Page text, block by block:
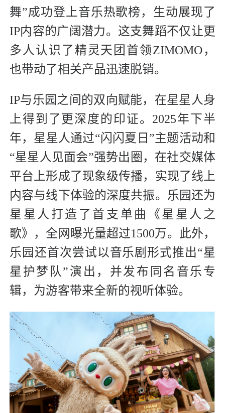
舞”成功登上音乐热歌榜，生动展现了
IP内容的广阔潜力。这支舞蹈不仅让更
多人认识了精灵天团首领ZIMOMO，
也带动了相关产品迅速脱销。
IP与乐园之间的双向赋能，在星星人身
上得到了更深度的印证。2025年下半
年，星星人通过“闪闪夏日”主题活动和
“星星人见面会”强势出圈，在社交媒体
平台上形成了现象级传播，实现了线上
内容与线下体验的深度共振。乐园还为
星星人打造了首支单曲《星星人之
歌》，全网曝光量超过1500万。此外，
乐园还首次尝试以音乐剧形式推出“星
星护梦队”演出，并发布同名音乐专
辑，为游客带来全新的视听体验。